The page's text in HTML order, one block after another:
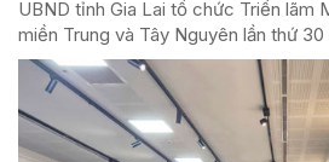
UBND tỉnh Gia Lai tổ chức Triển lãm
miền Trung và Tây Nguyên lần thứ 30